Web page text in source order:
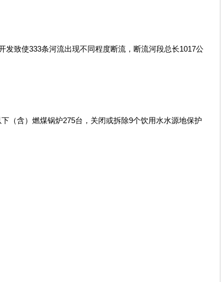
致使333条河流出现不同程度断流，断流河段总长1017公
含）燃煤锅炉275台，关闭或拆除9个饮用水水源地保护